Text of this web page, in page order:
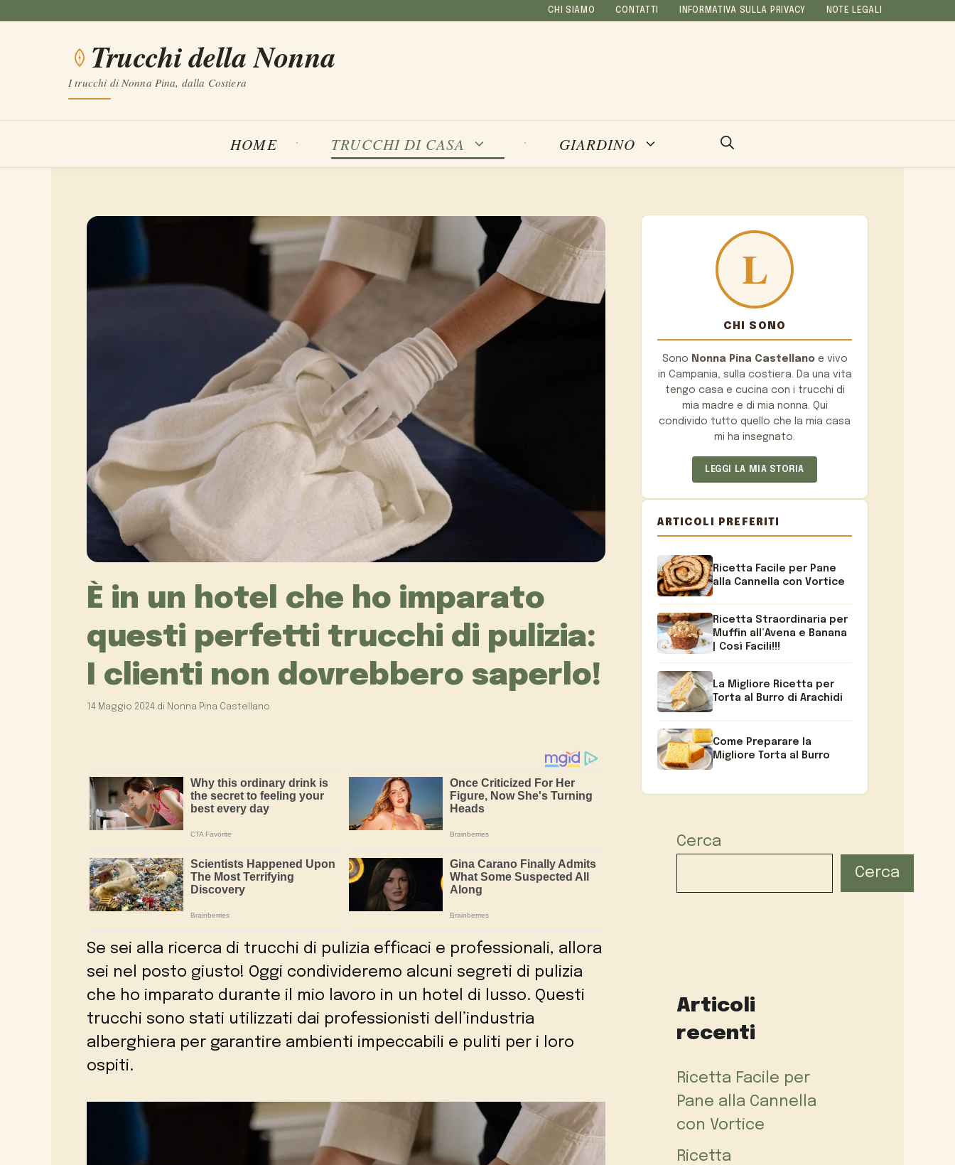
contenuto
CHI SIAMO CONTATTI INFORMATIVA SULLA PRIVACY NOTE LEGALI
Trucchi della Nonna
I trucchi di Nonna Pina, dalla Costiera
HOME TRUCCHI DI CASA GIARDINO
È in un hotel che ho imparato
questi perfetti trucchi di pulizia:
I clienti non dovrebbero saperlo!
14 Maggio 2024 di Nonna Pina Castellano
Se sei alla ricerca di trucchi di pulizia efficaci e professionali, allora
sei nel posto giusto! Oggi condivideremo alcuni segreti di pulizia
che ho imparato durante il mio lavoro in un hotel di lusso. Questi
trucchi sono stati utilizzati dai professionisti dell’industria
alberghiera per garantire ambienti impeccabili e puliti per i loro
ospiti.
CHI SONO
Sono Nonna Pina Castellanoe vivo
in Campania, sulla costiera. Da una vita
tengo casa e cucina con i trucchi di
mia madre e di mia nonna. Qui
condivido tutto quello che la mia casa
mi ha insegnato.
LEGGI LA MIA STORIA
ARTICOLI PREFERITI
Ricetta Facile per Pane
alla Cannella con Vortice
Ricetta Straordinaria per
Muffin all’Avena e Banana
| Così Facili!!!
La Migliore Ricetta per
Torta al Burro di Arachidi
Come Preparare la
Migliore Torta al Burro
Cerca
Cerca
Articoli
recenti
Ricetta Facile per
Pane alla Cannella
con Vortice
Ricetta